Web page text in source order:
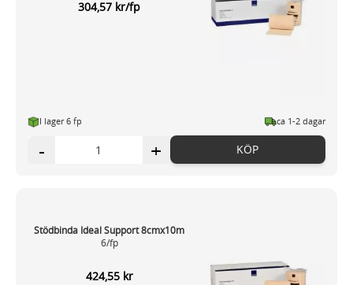
304,57 kr/fp
I lager 6 fp ca 1-2 dagar
- + KÖP
Stödbinda Ideal Support 8cmx10m
6/fp
424,55 kr